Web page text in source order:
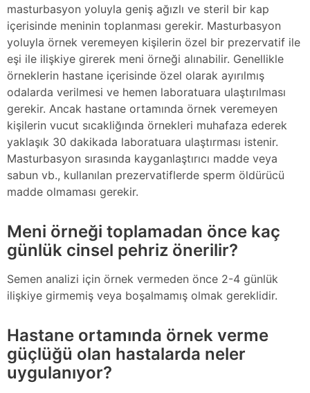
masturbasyon yoluyla geniş ağızlı ve steril bir kap
içerisinde meninin toplanması gerekir. Masturbasyon
yoluyla örnek veremeyen kişilerin özel bir prezervatif ile
eşi ile ilişkiye girerek meni örneği alınabilir. Genellikle
örneklerin hastane içerisinde özel olarak ayırılmış
odalarda verilmesi ve hemen laboratuara ulaştırılması
gerekir. Ancak hastane ortamında örnek veremeyen
kişilerin vucut sıcakliğında örnekleri muhafaza ederek
yaklaşık 30 dakikada laboratuara ulaştırması istenir.
Masturbasyon sırasında kayganlaştırıcı madde veya
sabun vb., kullanılan prezervatiflerde sperm öldürücü
madde olmaması gerekir.
Meni örneği toplamadan önce kaç
günlük cinsel pehriz önerilir?
Semen analizi için örnek vermeden önce 2-4 günlük
ilişkiye girmemiş veya boşalmamış olmak gereklidir.
Hastane ortamında örnek verme
güçlüğü olan hastalarda neler
uygulanıyor?